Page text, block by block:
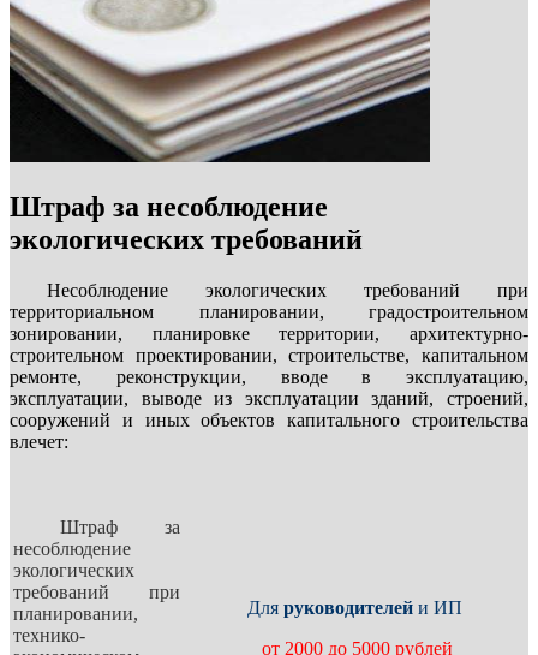
Штраф за несоблюдение
экологических требований
Несоблюдение экологических требований при
территориальном планировании, градостроительном
зонировании, планировке территории, архитектурно-
строительном проектировании, строительстве, капитальном
ремонте, реконструкции, вводе в эксплуатацию,
эксплуатации, выводе из эксплуатации зданий, строений,
сооружений и иных объектов капитального строительства
влечет:
Штраф за
несоблюдение
экологических
требований при
планировании,
технико-
Для руководителей и ИП
от 2000 до 5000 рублей